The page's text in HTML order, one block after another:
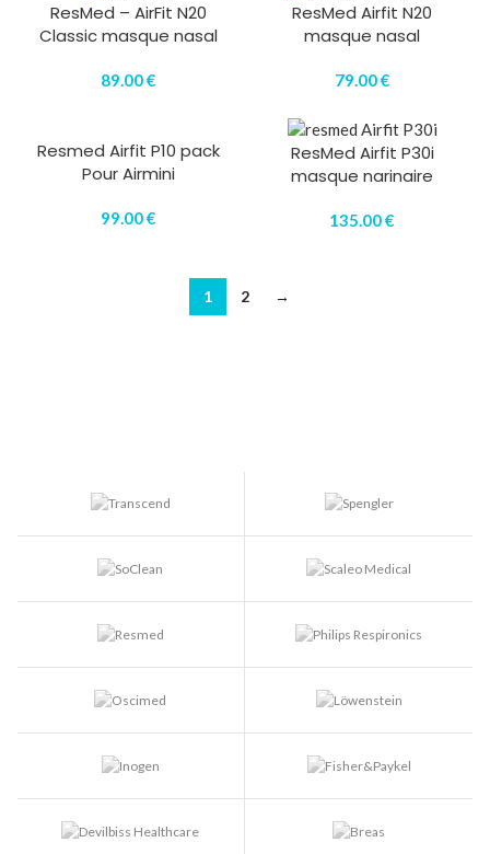
ResMed – AirFit N20
Classic masque nasal
89.00€
ResMed Airfit N20
masque nasal
79.00€
Resmed Airfit P10 pack
Pour Airmini
99.00€
ResMed Airfit P30i
masque narinaire
135.00€
1 2 →